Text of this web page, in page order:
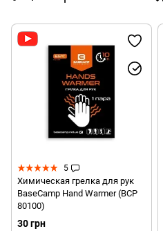
5
Химическая грелка для рук
BaseCamp Hand Warmer (BCP
80100)
30 грн